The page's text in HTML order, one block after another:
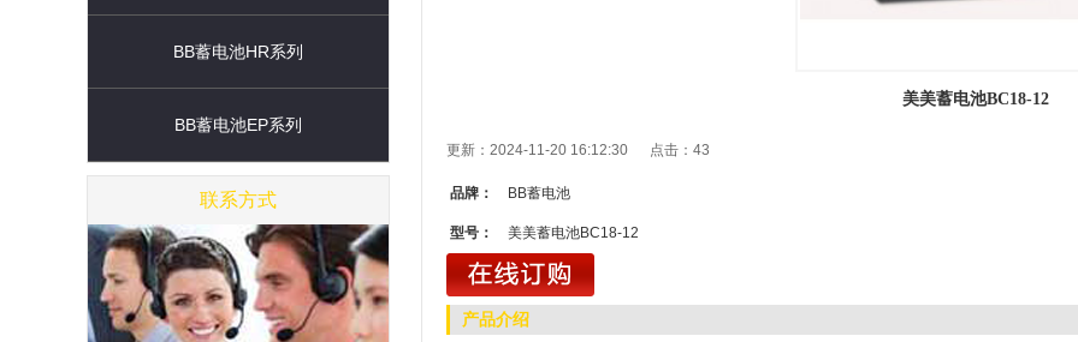
BB蓄电池HR系列
BB蓄电池EP系列
联系方式
美美蓄电池BC18-12
更新：2024-11-20 16:12:30 点击： 43
品牌： BB蓄电池
型号： 美美蓄电池BC18-12
产品介绍